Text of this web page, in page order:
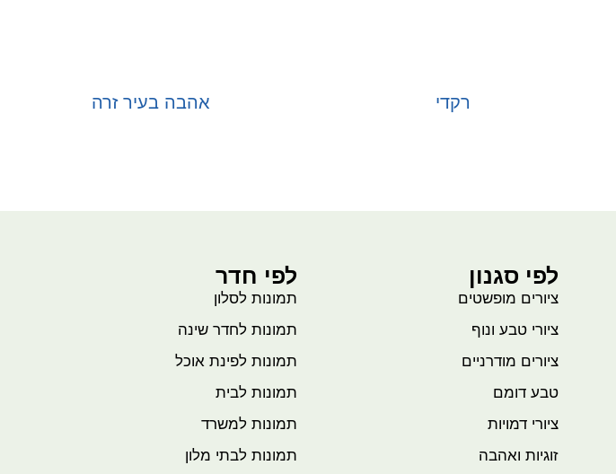
רקדי אהבה בעיר זרה
לפי סגנון
ציורים מופשטים
ציורי טבע ונוף
ציורים מודרניים
טבע דומם
ציורי דמויות
זוגיות ואהבה
לפי חדר
תמונות לסלון
תמונות לחדר שינה
תמונות לפינת אוכל
תמונות לבית
תמונות למשרד
תמונות לבתי מלון